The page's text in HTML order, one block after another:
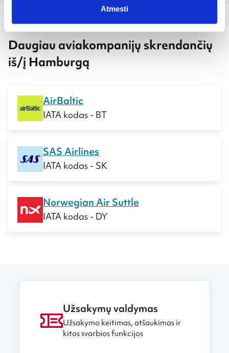
Atmesti
Daugiau aviakompanijų skrendančių
iš/į Hamburgą
AirBaltic
IATA kodas - BT
SAS Airlines
IATA kodas - SK
Norwegian Air Suttle
IATA kodas - DY
Užsakymų valdymas
Užsakymo keitimas, atšaukimas ir
kitos svarbios funkcijos